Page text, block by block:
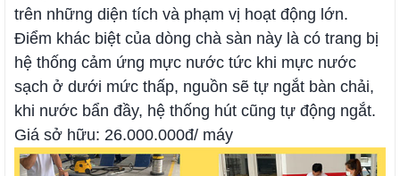
trên những diện tích và phạm vị hoạt động lớn.
Điểm khác biệt của dòng chà sàn này là có trang bị
hệ thống cảm ứng mực nước tức khi mực nước
sạch ở dưới mức thấp, nguồn sẽ tự ngắt bàn chải,
khi nước bẩn đầy, hệ thống hút cũng tự động ngắt.
Giá sở hữu: 26.000.000đ/ máy